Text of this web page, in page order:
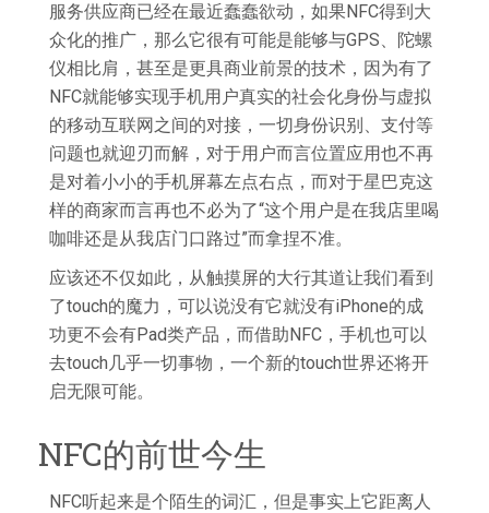
服务供应商已经在最近蠢蠢欲动，如果NFC得到大
众化的推广，那么它很有可能是能够与GPS、陀螺
仪相比肩，甚至是更具商业前景的技术，因为有了
NFC就能够实现手机用户真实的社会化身份与虚拟
的移动互联网之间的对接，一切身份识别、支付等
问题也就迎刃而解，对于用户而言位置应用也不再
是对着小小的手机屏幕左点右点，而对于星巴克这
样的商家而言再也不必为了“这个用户是在我店里喝
咖啡还是从我店门口路过”而拿捏不准。
应该还不仅如此，从触摸屏的大行其道让我们看到
了touch的魔力，可以说没有它就没有iPhone的成
功更不会有Pad类产品，而借助NFC，手机也可以
去touch几乎一切事物，一个新的touch世界还将开
启无限可能。
NFC的前世今生
NFC听起来是个陌生的词汇，但是事实上它距离人